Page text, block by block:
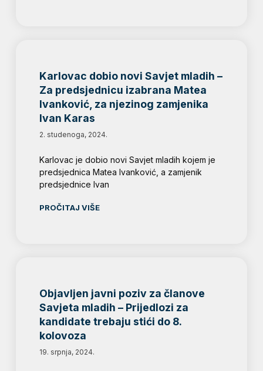
Karlovac dobio novi Savjet mladih –
Za predsjednicu izabrana Matea
Ivanković, za njezinog zamjenika
Ivan Karas
2. studenoga, 2024.
Karlovac je dobio novi Savjet mladih kojem je
predsjednica Matea Ivanković, a zamjenik
predsjednice Ivan
PROČITAJ VIŠE
Objavljen javni poziv za članove
Savjeta mladih – Prijedlozi za
kandidate trebaju stići do 8.
kolovoza
19. srpnja, 2024.